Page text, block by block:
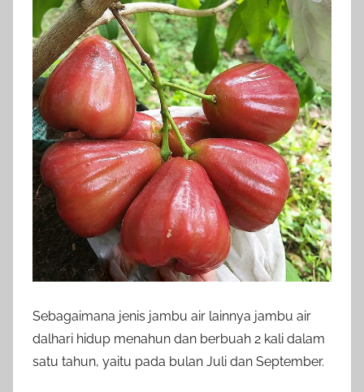
Sebagaimana jenis jambu air lainnya jambu air
dalhari hidup menahun dan berbuah 2 kali dalam
satu tahun, yaitu pada bulan Juli dan September.